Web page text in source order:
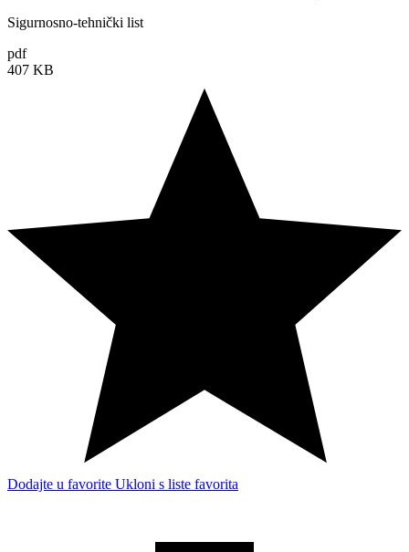
Sigurnosno-tehnički list
pdf
407 KB
Dodajte u favorite Ukloni s liste favorita